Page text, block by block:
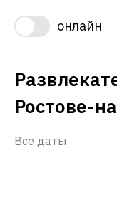
онлайн
Ростове-
Все даты